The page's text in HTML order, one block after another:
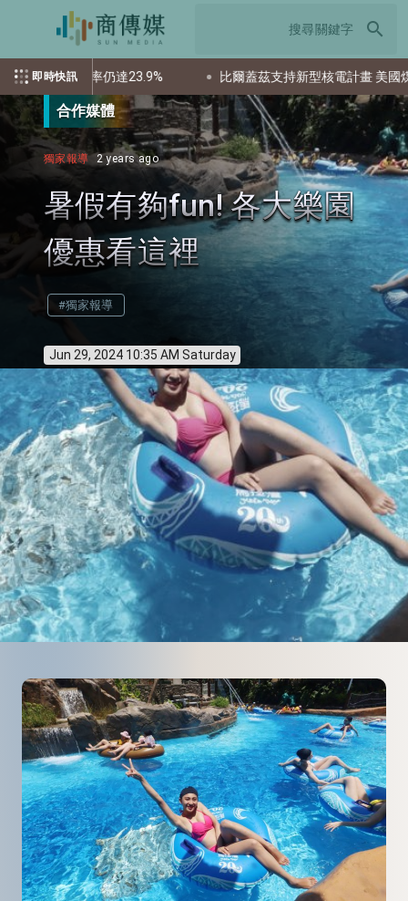
search
即時快訊
23.9% 比爾蓋茲支持新型核電計畫 美國煤礦小鎮迎能源轉型
合作媒體
獨家報導 2 years ago
暑假有夠fun! 各大樂園
優惠看這裡
#獨家報導
Jun 29, 2024 10:35 AM Saturday